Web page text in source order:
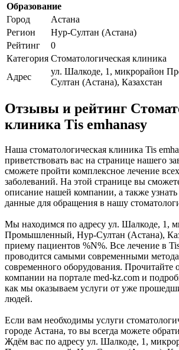
Образование
Город
Астана
Регион
Нур-Султан (Астана)
Рейтинг
0
Категория Стоматологическая клиника
Адрес
ул. Шалкоде, 1, микрорайон
Султан (Астана), Казахстан
Отзывы и рейтинг
клиника Tis emhanasy
Наша стоматологическая клиника Tis
приветствовать вас на странице нашего
сможете пройти комплексное лечение
заболеваний. На этой странице вы
описание нашей компании, а также узнать
данные для обращения в нашу
Мы находимся по адресу ул. Шалкоде, 1,
Промышленный, Нур-Султан (Астана),
приему пациентов %N%. Все лечение в
проводится самыми современными
современного оборудования. Прочитайте
компании на портале med-kz.com и
как мы оказываем услуги от уже
людей.
Если вам необходимы услуги
городе Астана, то вы всегда можете
Ждём вас по адресу ул. Шалкоде, 1,